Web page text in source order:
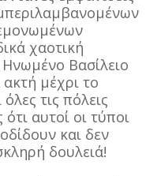
χαοτική
Βασίλειο
μέχρι το
τις πόλεις
αυτοί οι τύποι
και δεν
δουλειά!